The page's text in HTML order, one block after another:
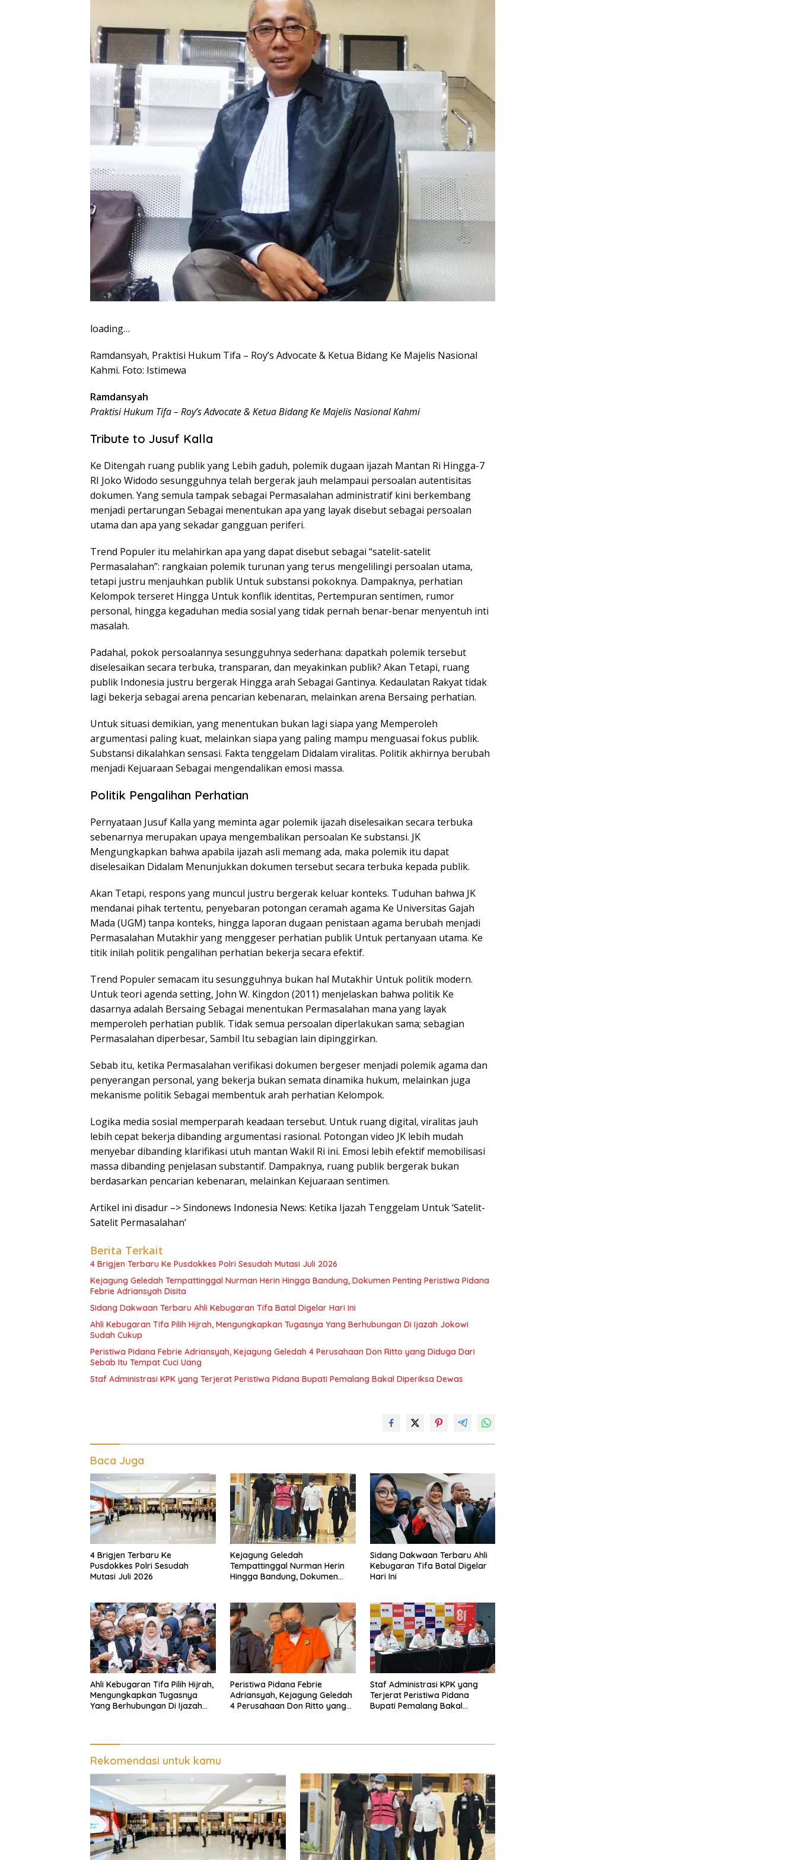
loading…
Ramdansyah, Praktisi Hukum Tifa – Roy’s Advocate & Ketua Bidang Ke Majelis Nasional
Kahmi. Foto: Istimewa
Ramdansyah
Praktisi Hukum Tifa – Roy’s Advocate & Ketua Bidang Ke Majelis Nasional Kahmi
Tribute to Jusuf Kalla
Ke Ditengah ruang publik yang Lebih gaduh, polemik dugaan ijazah Mantan Ri Hingga-7
RI Joko Widodo sesungguhnya telah bergerak jauh melampaui persoalan autentisitas
dokumen. Yang semula tampak sebagai Permasalahan administratif kini berkembang
menjadi pertarungan Sebagai menentukan apa yang layak disebut sebagai persoalan
utama dan apa yang sekadar gangguan periferi.
Trend Populer itu melahirkan apa yang dapat disebut sebagai “satelit-satelit
Permasalahan”: rangkaian polemik turunan yang terus mengelilingi persoalan utama,
tetapi justru menjauhkan publik Untuk substansi pokoknya. Dampaknya, perhatian
Kelompok terseret Hingga Untuk konflik identitas, Pertempuran sentimen, rumor
personal, hingga kegaduhan media sosial yang tidak pernah benar-benar menyentuh inti
masalah.
Padahal, pokok persoalannya sesungguhnya sederhana: dapatkah polemik tersebut
diselesaikan secara terbuka, transparan, dan meyakinkan publik? Akan Tetapi, ruang
publik Indonesia justru bergerak Hingga arah Sebagai Gantinya. Kedaulatan Rakyat tidak
lagi bekerja sebagai arena pencarian kebenaran, melainkan arena Bersaing perhatian.
Untuk situasi demikian, yang menentukan bukan lagi siapa yang Memperoleh
argumentasi paling kuat, melainkan siapa yang paling mampu menguasai fokus publik.
Substansi dikalahkan sensasi. Fakta tenggelam Didalam viralitas. Politik akhirnya berubah
menjadi Kejuaraan Sebagai mengendalikan emosi massa.
Politik Pengalihan Perhatian
Pernyataan Jusuf Kalla yang meminta agar polemik ijazah diselesaikan secara terbuka
sebenarnya merupakan upaya mengembalikan persoalan Ke substansi. JK
Mengungkapkan bahwa apabila ijazah asli memang ada, maka polemik itu dapat
diselesaikan Didalam Menunjukkan dokumen tersebut secara terbuka kepada publik.
Akan Tetapi, respons yang muncul justru bergerak keluar konteks. Tuduhan bahwa JK
mendanai pihak tertentu, penyebaran potongan ceramah agama Ke Universitas Gajah
Mada (UGM) tanpa konteks, hingga laporan dugaan penistaan agama berubah menjadi
Permasalahan Mutakhir yang menggeser perhatian publik Untuk pertanyaan utama. Ke
titik inilah politik pengalihan perhatian bekerja secara efektif.
Trend Populer semacam itu sesungguhnya bukan hal Mutakhir Untuk politik modern.
Untuk teori agenda setting, John W. Kingdon (2011) menjelaskan bahwa politik Ke
dasarnya adalah Bersaing Sebagai menentukan Permasalahan mana yang layak
memperoleh perhatian publik. Tidak semua persoalan diperlakukan sama; sebagian
Permasalahan diperbesar, Sambil Itu sebagian lain dipinggirkan.
Sebab itu, ketika Permasalahan verifikasi dokumen bergeser menjadi polemik agama dan
penyerangan personal, yang bekerja bukan semata dinamika hukum, melainkan juga
mekanisme politik Sebagai membentuk arah perhatian Kelompok.
Logika media sosial memperparah keadaan tersebut. Untuk ruang digital, viralitas jauh
lebih cepat bekerja dibanding argumentasi rasional. Potongan video JK lebih mudah
menyebar dibanding klarifikasi utuh mantan Wakil Ri ini. Emosi lebih efektif memobilisasi
massa dibanding penjelasan substantif. Dampaknya, ruang publik bergerak bukan
berdasarkan pencarian kebenaran, melainkan Kejuaraan sentimen.
Artikel ini disadur –> Sindonews Indonesia News: Ketika Ijazah Tenggelam Untuk ‘Satelit-
Satelit Permasalahan’
Berita Terkait
4 Brigjen Terbaru Ke Pusdokkes Polri Sesudah Mutasi Juli 2026
Kejagung Geledah Tempattinggal Nurman Herin Hingga Bandung, Dokumen Penting Peristiwa Pidana
Febrie Adriansyah Disita
Sidang Dakwaan Terbaru Ahli Kebugaran Tifa Batal Digelar Hari Ini
Ahli Kebugaran Tifa Pilih Hijrah, Mengungkapkan Tugasnya Yang Berhubungan Di Ijazah Jokowi
Sudah Cukup
Peristiwa Pidana Febrie Adriansyah, Kejagung Geledah 4 Perusahaan Don Ritto yang Diduga Dari
Sebab Itu Tempat Cuci Uang
Staf Administrasi KPK yang Terjerat Peristiwa Pidana Bupati Pemalang Bakal Diperiksa Dewas
Baca Juga
4 Brigjen Terbaru Ke
Pusdokkes Polri Sesudah
Mutasi Juli 2026
Kejagung Geledah
Tempattinggal Nurman Herin
Hingga Bandung, Dokumen
Sidang Dakwaan Terbaru Ahli
Kebugaran Tifa Batal Digelar
Hari Ini
Ahli Kebugaran Tifa Pilih Hijrah,
Mengungkapkan Tugasnya
Yang Berhubungan Di Ijazah
Peristiwa Pidana Febrie
Adriansyah, Kejagung Geledah
4 Perusahaan Don Ritto yang
Staf Administrasi KPK yang
Terjerat Peristiwa Pidana
Bupati Pemalang Bakal
Rekomendasi untuk kamu